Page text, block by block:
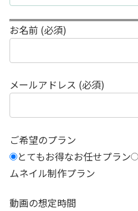
お名前 (必須)
メールアドレス (必須)
ご希望のプラン
とてもお得なお任せプラン
ムネイル制作プラン
動画の想定時間